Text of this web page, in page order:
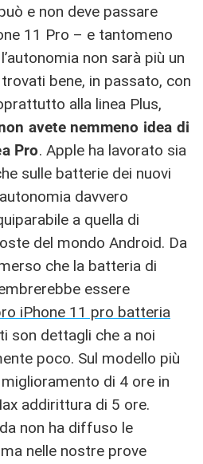
e non deve passare
11 Pro – e tantomeno
non sarà più un
bene, in passato, con
alla linea Plus,
avete nemmeno idea di
Pro. Apple ha lavorato sia
sulle batterie dei nuovi
davvero
a quella di
del mondo Android. Da
che la batteria di
essere
iPhone 11 pro batteria
son dettagli che a noi
poco. Sul modello più
di 4 ore in
addirittura di 5 ore.
non ha diffuso le
nelle nostre prove